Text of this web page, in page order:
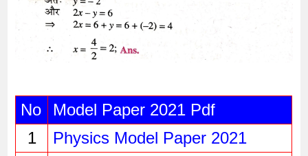
No
Model Paper 2021 Pdf
1
Physics Model Paper 2021